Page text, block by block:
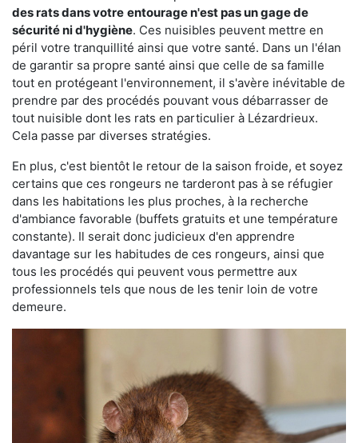
des rats dans votre entourage n'est pas un gage de
sécurité ni d'hygiène. Ces nuisibles peuvent mettre en
péril votre tranquillité ainsi que votre santé. Dans un l'élan
de garantir sa propre santé ainsi que celle de sa famille
tout en protégeant l'environnement, il s'avère inévitable de
prendre par des procédés pouvant vous débarrasser de
tout nuisible dont les rats en particulier à Lézardrieux.
Cela passe par diverses stratégies.
En plus, c'est bientôt le retour de la saison froide, et soyez
certains que ces rongeurs ne tarderont pas à se réfugier
dans les habitations les plus proches, à la recherche
d'ambiance favorable (buffets gratuits et une température
constante). Il serait donc judicieux d'en apprendre
davantage sur les habitudes de ces rongeurs, ainsi que
tous les procédés qui peuvent vous permettre aux
professionnels tels que nous de les tenir loin de votre
demeure.